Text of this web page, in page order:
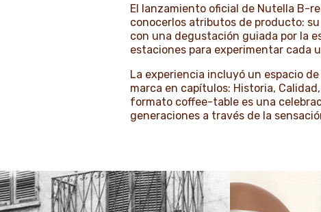
El lanzamiento oficial de Nutella B-
conocerlos atributos de producto:
con una degustación guiada por la
estaciones para experimentar cada
La experiencia incluyó un espacio
marca en capítulos: Historia,
formato coffee-table es una
generaciones a través de la